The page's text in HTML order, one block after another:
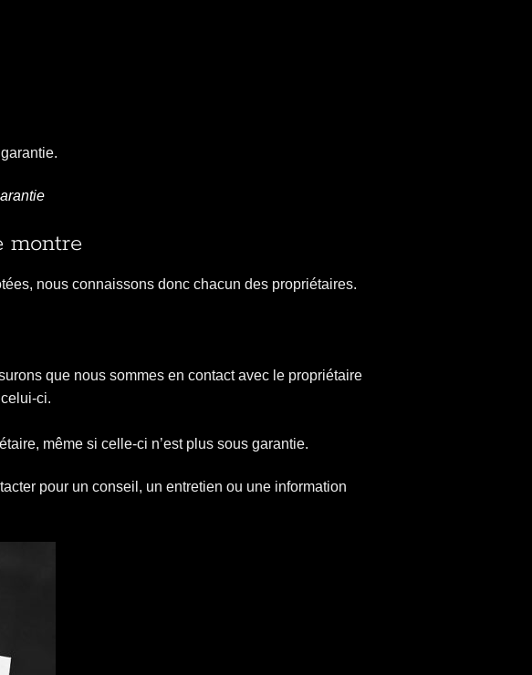
montre
nous connaissons donc chacun des propriétaires.
que nous sommes en contact avec le propriétaire
ci.
même si celle-ci n’est plus sous garantie.
pour un conseil, un entretien ou une information